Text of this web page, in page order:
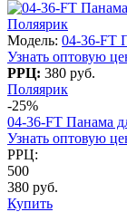
Поляярик
Модель: 04-36-FT
Узнать оптовую
РРЦ: 380 руб.
Поляярик
-25%
04-36-FT Панама
Узнать оптовую
РРЦ:
500
380 руб.
Купить